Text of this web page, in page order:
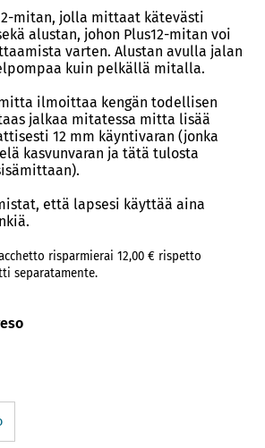
mitan, jolla mittaat kätevästi
alustan, johon Plus12-mitan voi
varten. Alustan avulla jalan
kuin pelkällä mitalla.
ilmoittaa kengän todellisen
jalkaa mitatessa mitta lisää
12 mm käyntivaran (jonka
kasvunvaran ja tätä tulosta
että lapsesi käyttää aina
risparmierai 12,00 € rispetto
separatamente.